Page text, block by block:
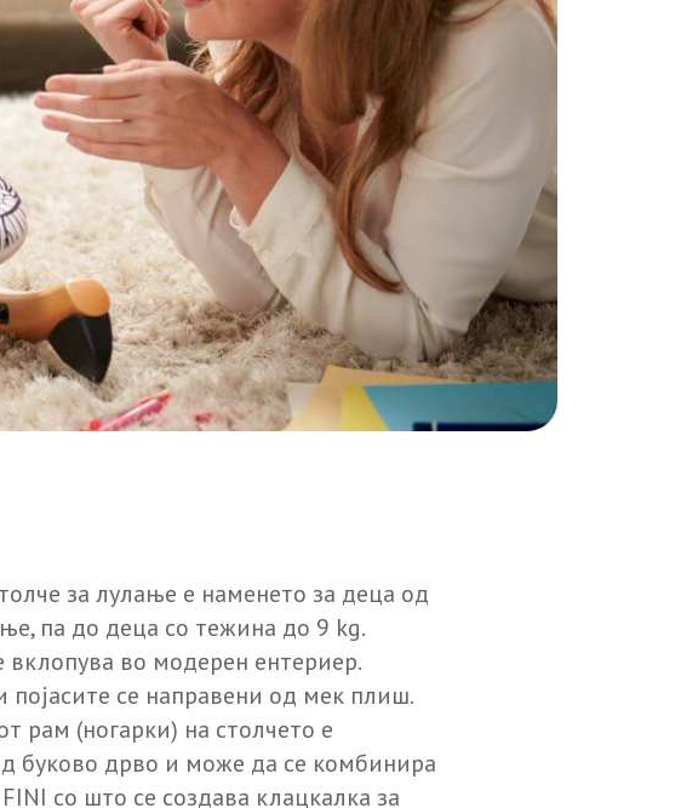
за лулање е наменето за деца од
па до деца со тежина до 9 kg.
вклопува во модерен ентериер.
појасите се направени од мек плиш.
рам (ногарки) на столчето е
буково дрво и може да се комбинира
со што се создава клацкалка за